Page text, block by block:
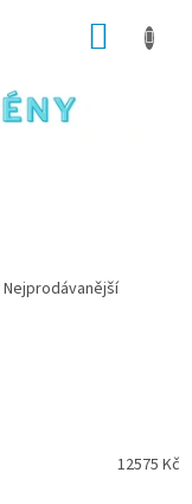
Nejprodávanější
12575 Kč